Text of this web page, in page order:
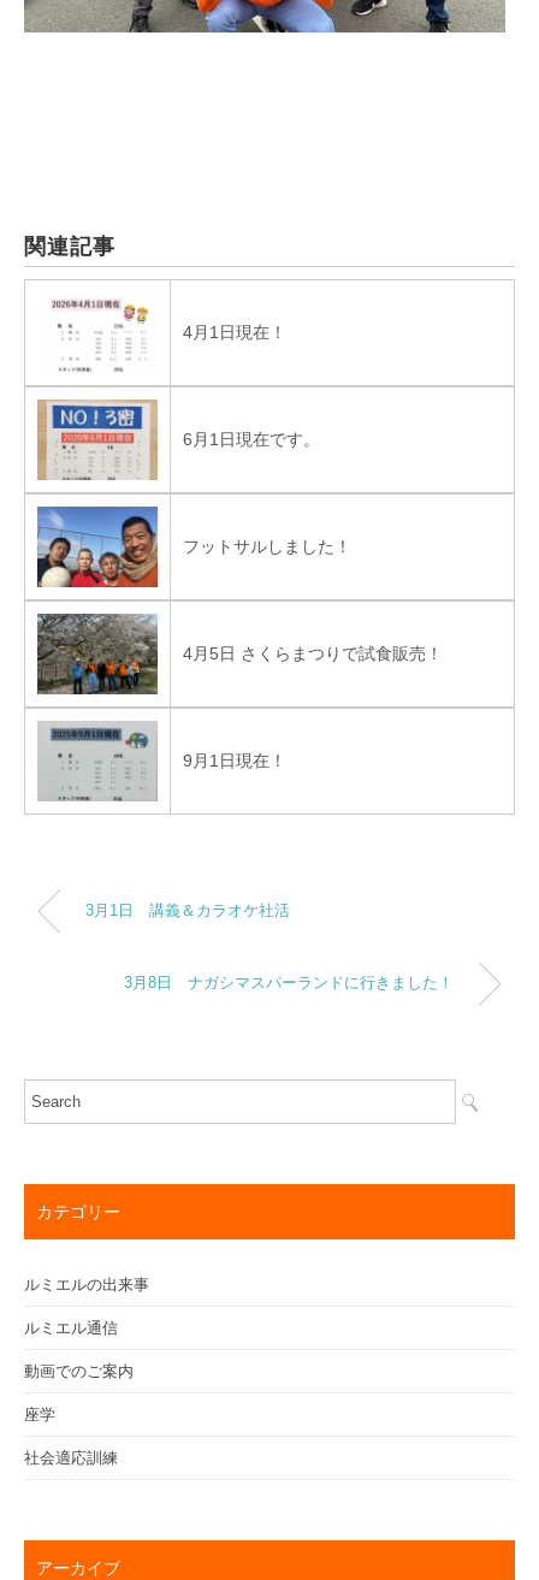
関連記事
4月1日現在！
6月1日現在です。
フットサルしました！
4月5日 さくらまつりで試食販売！
9月1日現在！
3月1日 講義＆カラオケ社活
3月8日 ナガシマスパーランドに行きました！
カテゴリー
ルミエルの出来事
ルミエル通信
動画でのご案内
座学
社会適応訓練
アーカイブ